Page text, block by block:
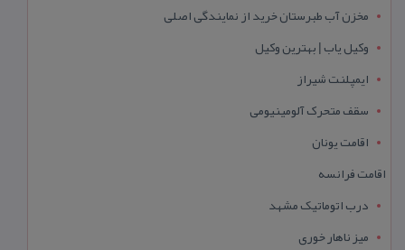
مخزن آب طبرستان خرید از نمایندگی اصلی
وکیل یاب | بهترین وکیل
ایمپلنت شیراز
سقف متحرک آلومینیومی
اقامت یونان
اقامت فرانسه
درب اتوماتیک مشهد
میز ناهار خوری